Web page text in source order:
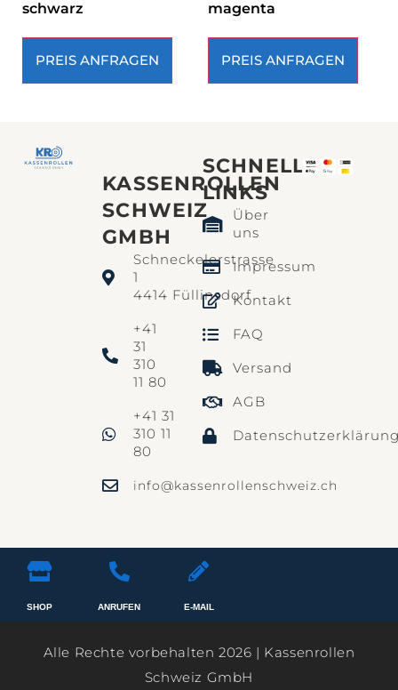
schwarz
PREIS ANFRAGEN
magenta
PREIS ANFRAGEN
KASSENROLLEN
SCHWEIZ
GMBH
Schneckelerstrasse
1
4414 Füllinsdorf
+41
31
310
11 80
+41 31
310 11
80
info@kassenrollenschweiz.ch
SCHNELLE
LINKS​
Über
uns
Impressum
Kontakt
FAQ
Versand
AGB
SHOP ANRUFEN E-MAIL
Alle Rechte vorbehalten 2026 | Kassenrollen
Schweiz GmbH